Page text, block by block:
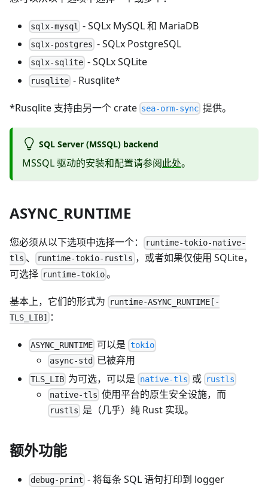
sqlx-mysql - SQLx MySQL 和 MariaDB
sqlx-postgres - SQLx PostgreSQL
sqlx-sqlite - SQLx SQLite
rusqlite - Rusqlite*
*Rusqlite 支持由另一个 crate sea-orm-sync 提供。
SQL Server (MSSQL) backend
MSSQL 驱动的安装和配置请参阅此处。
ASYNC_RUNTIME
您必须从以下选项中选择一个：
runtime-tokio-native-
tls 、 runtime-tokio-rustls ，或者如果仅使用 SQLite，
可选择 runtime-tokio 。
基本上，它们的形式为
runtime-ASYNC_RUNTIME[-
TLS_LIB]
：
ASYNC_RUNTIME 可以是 tokio
async-std
已被弃用
TLS_LIB 为可选，可以是 native-tls 或 rustls
native-tls 使用平台的原生安全设施，而
rustls 是（几乎）纯 Rust 实现。
额外功能
debug-print - 将每条 SQL 语句打印到 logger